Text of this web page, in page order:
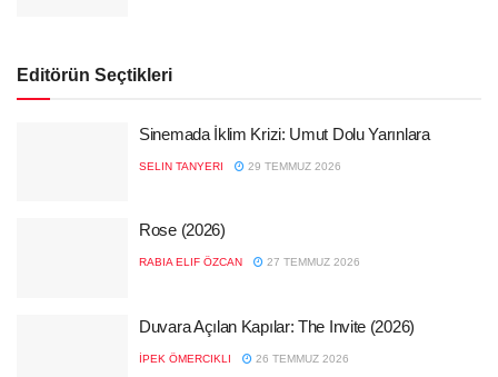
Editörün Seçtikleri
Sinemada İklim Krizi: Umut Dolu Yarınlara
SELIN TANYERI 29 TEMMUZ 2026
Rose (2026)
RABIA ELIF ÖZCAN 27 TEMMUZ 2026
Duvara Açılan Kapılar: The Invite (2026)
İPEK ÖMERCIKLI 26 TEMMUZ 2026